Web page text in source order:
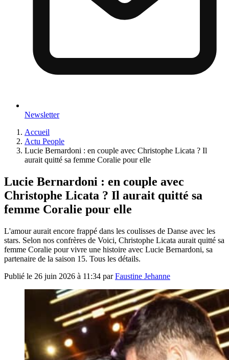
Newsletter
Accueil
Actu People
Lucie Bernardoni : en couple avec Christophe Licata ? Il
aurait quitté sa femme Coralie pour elle
Lucie Bernardoni : en couple avec
Christophe Licata ? Il aurait quitté sa
femme Coralie pour elle
L'amour aurait encore frappé dans les coulisses de Danse avec les
stars. Selon nos confrères de Voici, Christophe Licata aurait quitté sa
femme Coralie pour vivre une histoire avec Lucie Bernardoni, sa
partenaire de la saison 15. Tous les détails.
Publié le 26 juin 2026 à 11:34 parFaustine Jehanne